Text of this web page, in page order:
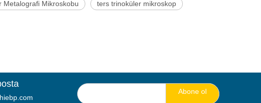
Metalografi Mikroskobu ters trinoküler mikroskop
Abone ol